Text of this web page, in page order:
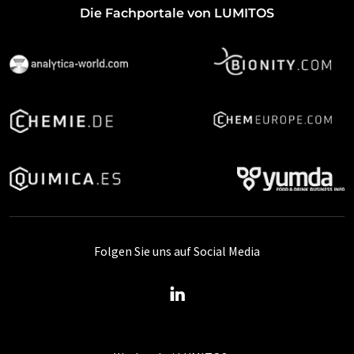
Die Fachportale von LUMITOS
Folgen Sie uns auf Social Media